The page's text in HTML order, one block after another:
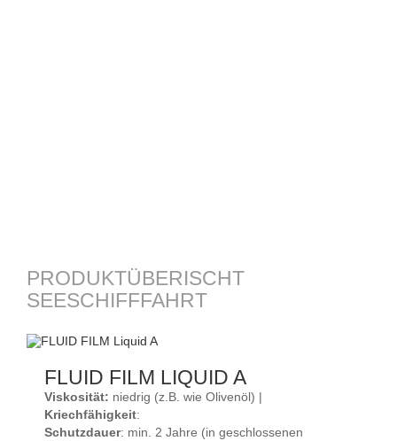
PRODUKTÜBERISCHT
SEESCHIFFFAHRT
FLUID FILM LIQUID A
Viskosität: niedrig (z.B. wie Olivenöl) |
Kriechfähigkeit:
Schutzdauer: min. 2 Jahre (in geschlossenen